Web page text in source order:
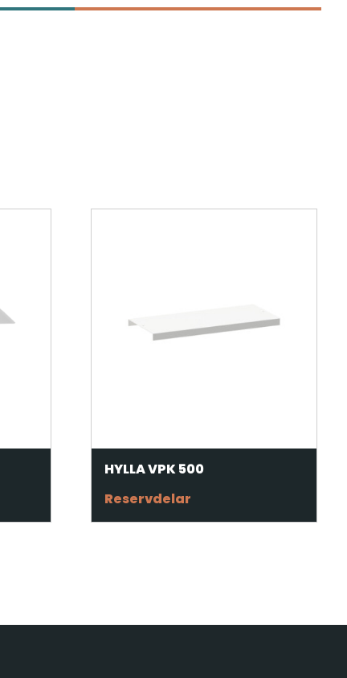
HYLLA VPK 500
Reservdelar